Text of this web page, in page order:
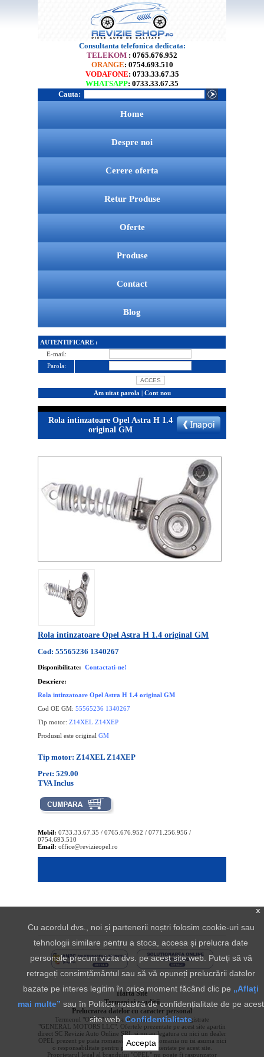
Consultanta telefonica dedicata:
TELEKOM : 0765.676.952
ORANGE: 0754.693.510
VODAFONE: 0733.33.67.35
WHATSAPP: 0733.33.67.35
Cauta:
Home
Despre noi
Cerere oferta
Retur Produse
Oferte
Produse
Contact
Blog
AUTENTIFICARE :
E-mail:
Parola:
Am uitat parola | Cont nou
Rola intinzatoare Opel Astra H 1.4
original GM
Rola intinzatoare Opel Astra H 1.4 original GM
Cod: 55565236 1340267
Disponibilitate: Contactati-ne!
Descriere:
Rola intinzatoare Opel Astra H 1.4 original GM
Cod OE GM: 55565236 1340267
Tip motor: Z14XEL Z14XEP
Produsul este original GM
Tip motor: Z14XEL Z14XEP
Pret: 529.00
TVA Inclus
Mobil: 0733.33.67.35 / 0765.676.952 / 0771.256.956 /
0754.693.510
Email: office@revizieopel.ro
Harta Site
Termeni si conditii
Prelucrarea datelor cu caracter personal
Termenul "OPEL" si sigla aferenta sunt marci inregistrate
"GENERAL MOTORS LLC". Ofertele prezentate pe acest site apartin
direct SC Revizie Auto Online SRL si nu au legatura cu nici un dealer
OPEL prezent pe piata romaneasca. OPEL Romania nu isi asuma nici
o responsabilitate pentru produsele prezentate pe acest site.
Proprietarul legal al brandului "OPEL" nu poate fi raspunzator
x
Cu acordul dvs., noi și partenerii noștri folosim cookie-uri sau
tehnologii similare pentru a stoca, accesa și prelucra date
personale precum vizita dvs. pe acest site web. Puteți să vă
retrageți consimțământul sau să vă opuneți prelucrării datelor
bazate pe interes legitim în orice moment făcând clic pe „Aflați
mai multe” sau în Politica noastră de confidențialitate de pe acest
site web.Confidentialitate
Accepta